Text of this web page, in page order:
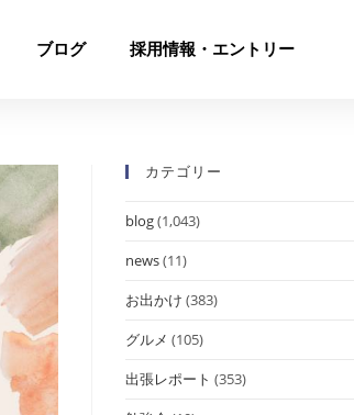
ブログ 採用情報・エントリー
カテゴリー
blog(1,043)
news(11)
お出かけ (383)
グルメ (105)
出張レポート (353)